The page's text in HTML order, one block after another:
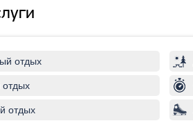
отдых
отдых
отдых